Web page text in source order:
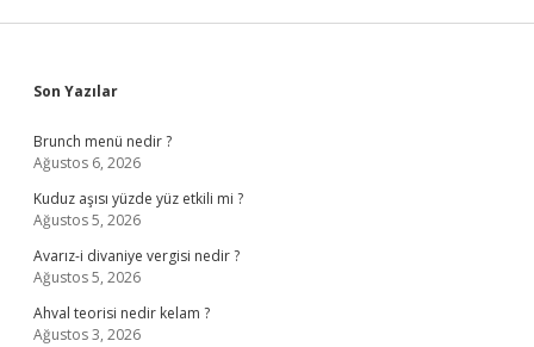
Sidebar
Son Yazılar
Brunch menü nedir ?
Ağustos 6, 2026
Kuduz aşısı yüzde yüz etkili mi ?
Ağustos 5, 2026
Avarız-i divaniye vergisi nedir ?
Ağustos 5, 2026
Ahval teorisi nedir kelam ?
Ağustos 3, 2026